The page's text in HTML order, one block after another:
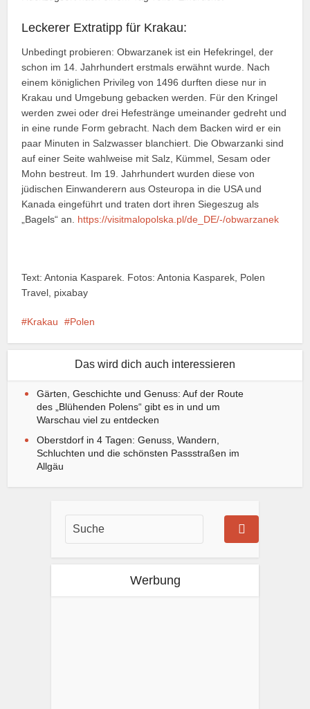
Leckerer Extratipp für Krakau:
Unbedingt probieren: Obwarzanek ist ein Hefekringel, der
schon im 14. Jahrhundert erstmals erwähnt wurde. Nach
einem königlichen Privileg von 1496 durften diese nur in
Krakau und Umgebung gebacken werden. Für den Kringel
werden zwei oder drei Hefestränge umeinander gedreht und
in eine runde Form gebracht. Nach dem Backen wird er ein
paar Minuten in Salzwasser blanchiert. Die Obwarzanki sind
auf einer Seite wahlweise mit Salz, Kümmel, Sesam oder
Mohn bestreut. Im 19. Jahrhundert wurden diese von
jüdischen Einwanderern aus Osteuropa in die USA und
Kanada eingeführt und traten dort ihren Siegeszug als
„Bagels“ an. https://visitmalopolska.pl/de_DE/-/obwarzanek
Text: Antonia Kasparek. Fotos: Antonia Kasparek, Polen
Travel, pixabay
Krakau Polen
Das wird dich auch interessieren
Gärten, Geschichte und Genuss: Auf der Route
des „Blühenden Polens“ gibt es in und um
Warschau viel zu entdecken
Oberstdorf in 4 Tagen: Genuss, Wandern,
Schluchten und die schönsten Passstraßen im
Allgäu
Werbung